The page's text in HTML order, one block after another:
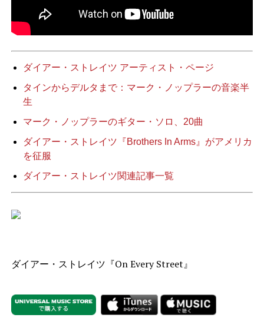
ダイアー・ストレイツ アーティスト・ページ
タインからデルタまで：マーク・ノップラーの音楽半
生
マーク・ノップラーのギター・ソロ、20曲
ダイアー・ストレイツ『Brothers In Arms』がアメリカ
を征服
ダイアー・ストレイツ関連記事一覧
ダイアー・ストレイツ『On Every Street』